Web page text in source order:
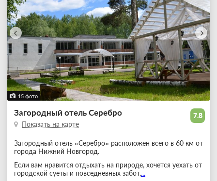
15 фото
7.8
Загородный отель Серебро
Показать на карте
Загородный отель «Серебро» расположен всего в 60 км от
города Нижний Новгород.
Если вам нравится отдыхать на природе, хочется уехать от
городской суеты и повседневных забот,...